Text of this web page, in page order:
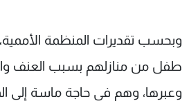
طفل من منازلهم بسبب العنف
وعبرها، وهم في حاجة ماسة إلى